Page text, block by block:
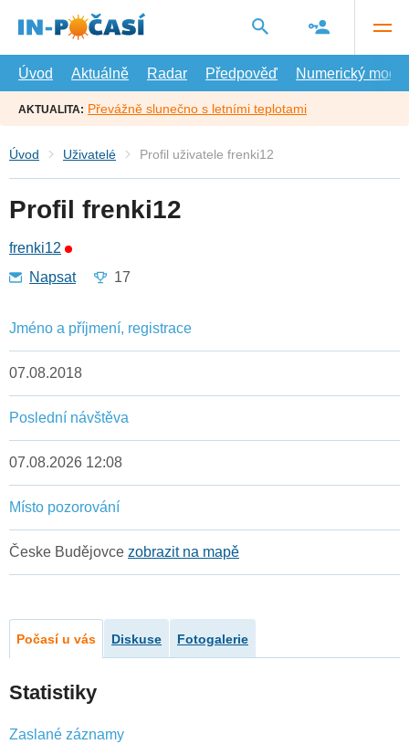
hlavní
Úvod
Aktuálně Radar Předpověď Numerický model
AKTUALITA: Převážně slunečno s letními teplotami
Úvod Uživatelé Profil uživatele frenki12
Profil frenki12
frenki12
Napsat
17
Jméno a příjmení, registrace
07.08.2018
Poslední návštěva
07.08.2026 12:08
Místo pozorování
Česke Budějovce zobrazit na mapě
Počasí u vás Diskuse Fotogalerie
Statistiky
Zaslané záznamy